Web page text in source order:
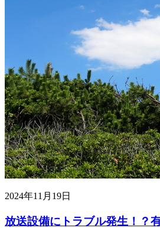
2024年11月19日
放送設備にトラブル発生！？